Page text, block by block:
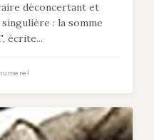
déconcertant et
: la somme
écrite...